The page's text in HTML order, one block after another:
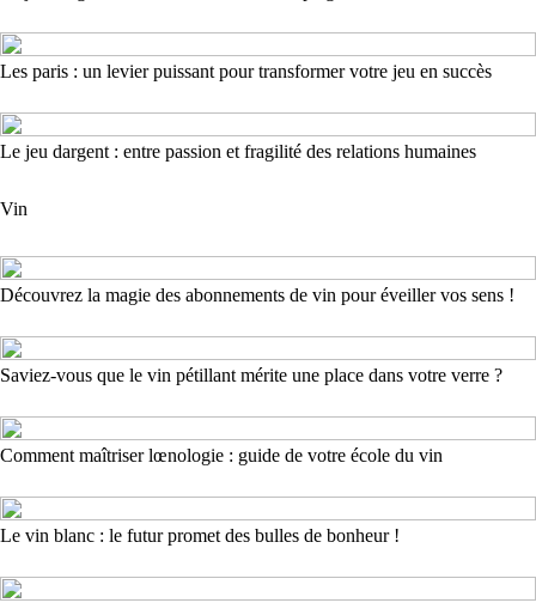
Les paris : un levier puissant pour transformer votre jeu en succès
Le jeu dargent : entre passion et fragilité des relations humaines
Vin
Découvrez la magie des abonnements de vin pour éveiller vos sens !
Saviez-vous que le vin pétillant mérite une place dans votre verre ?
Comment maîtriser lœnologie : guide de votre école du vin
Le vin blanc : le futur promet des bulles de bonheur !